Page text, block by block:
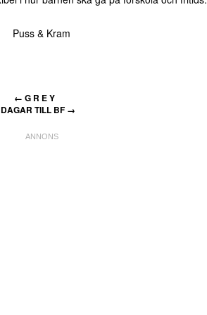
Puss & Kram
← G R E Y
TILL BF →